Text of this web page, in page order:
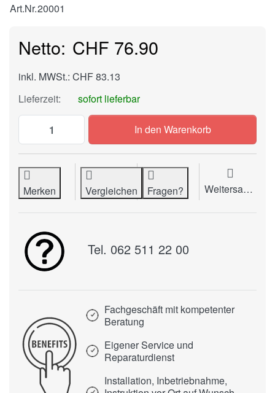
Art.Nr.20001
CHF 76.90
inkl. MWSt.: CHF 83.13
Lieferzeit:
sofort lieferbar
Federwaage PESOLA Micro-Linie (1N) zu
In den Warenkorb
Merken Vergleichen Fragen? Weitersagen
Tel. 062 511 22 00
Fachgeschäft mit kompetenter
Beratung
Eigener Service und
Reparaturdienst
Installation, Inbetriebnahme,